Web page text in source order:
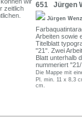
651 Jürgen
Jürgen
Arbeiten sowie
Titelblatt
"21". Zwei
Blatt unterhalb
nummeriert
Die Mappe mit
Pl. min. 11 x 8,3
cm.